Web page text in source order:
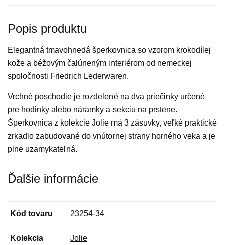
Popis produktu
Elegantná tmavohnedá šperkovnica so vzorom krokodílej
kože a béžovým čalúneným interiérom od nemeckej
spoločnosti Friedrich Lederwaren.
Vrchné poschodie je rozdelené na dva priečinky určené
pre hodinky alebo náramky a sekciu na prstene.
Šperkovnica z kolekcie Jolie má 3 zásuvky, veľké praktické
zrkadlo zabudované do vnútornej strany horného veka a je
plne uzamykateľná.
Ďalšie informácie
Kód tovaru 23254-34
Kolekcia Jolie